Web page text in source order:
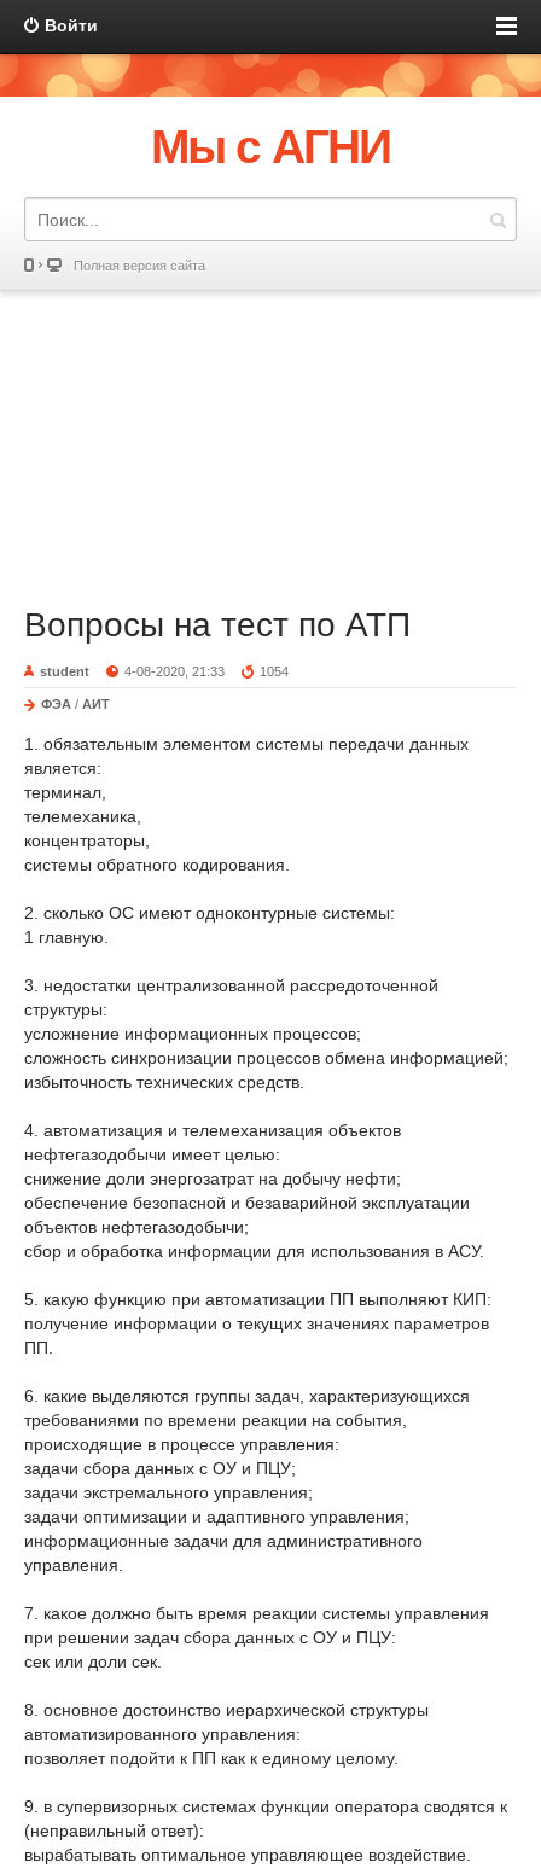
Войти
Мы с АГНИ
Полная версия сайта
Вопросы на тест по АТП
student 4-08-2020, 21:33 1054
ФЭА / АИТ
1. обязательным элементом системы передачи данных
является:
терминал,
телемеханика,
концентраторы,
системы обратного кодирования.
2. сколько ОС имеют одноконтурные системы:
1 главную.
3. недостатки централизованной рассредоточенной
структуры:
усложнение информационных процессов;
сложность синхронизации процессов обмена информацией;
избыточность технических средств.
4. автоматизация и телемеханизация объектов
нефтегазодобычи имеет целью:
снижение доли энергозатрат на добычу нефти;
обеспечение безопасной и безаварийной эксплуатации
объектов нефтегазодобычи;
сбор и обработка информации для использования в АСУ.
5. какую функцию при автоматизации ПП выполняют КИП:
получение информации о текущих значениях параметров
ПП.
6. какие выделяются группы задач, характеризующихся
требованиями по времени реакции на события,
происходящие в процессе управления:
задачи сбора данных с ОУ и ПЦУ;
задачи экстремального управления;
задачи оптимизации и адаптивного управления;
информационные задачи для административного
управления.
7. какое должно быть время реакции системы управления
при решении задач сбора данных с ОУ и ПЦУ:
сек или доли сек.
8. основное достоинство иерархической структуры
автоматизированного управления:
позволяет подойти к ПП как к единому целому.
9. в супервизорных системах функции оператора сводятся к
(неправильный ответ):
вырабатывать оптимальное управляющее воздействие.